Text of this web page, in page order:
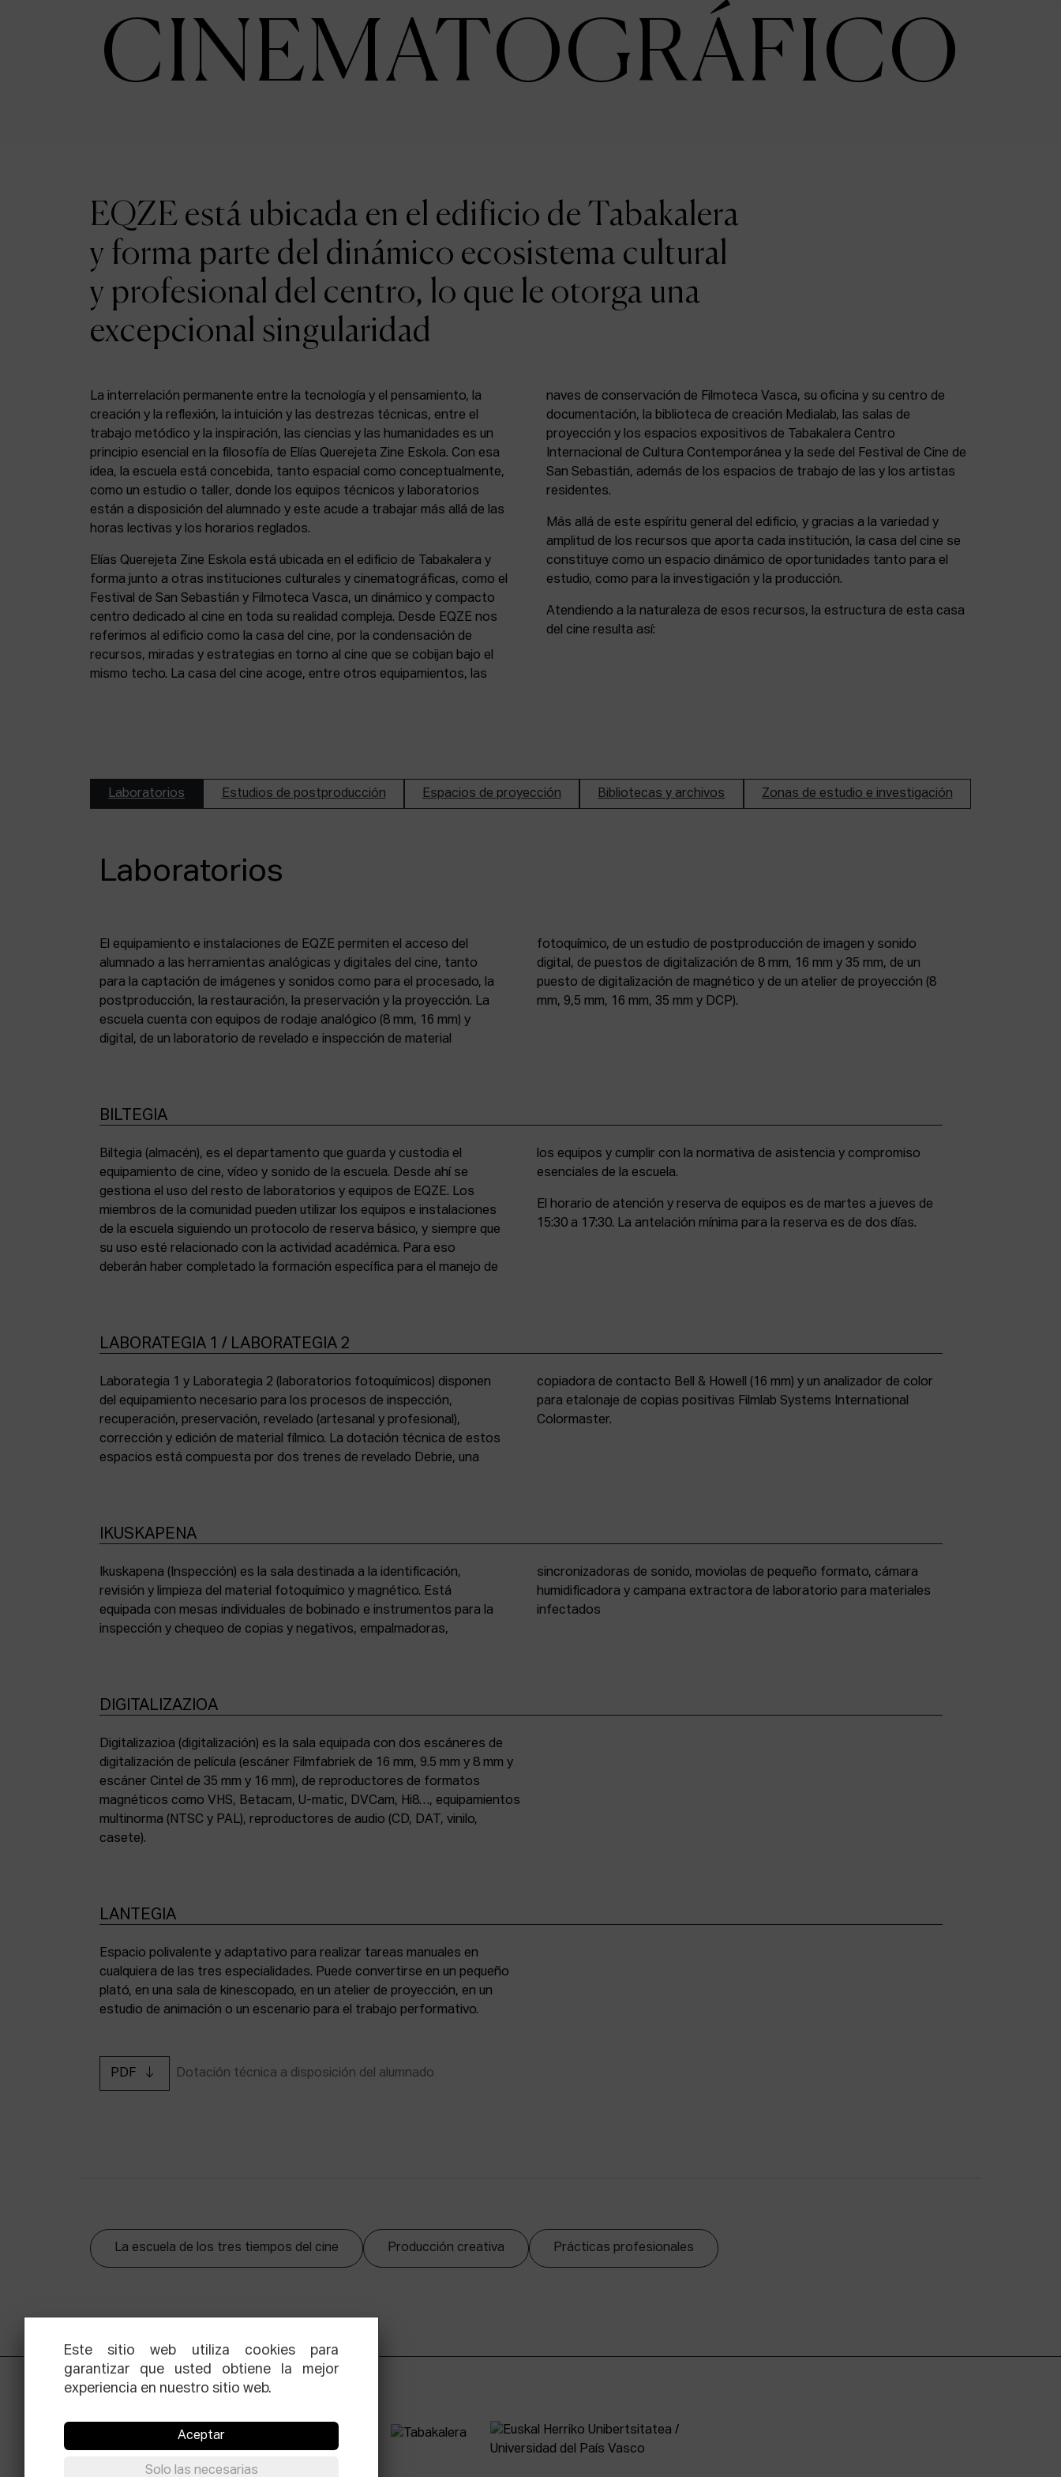
CINEMATOGRÁFICO
EQZE está ubicada en el edificio de Tabakalera
y forma parte del dinámico ecosistema cultural
y profesional del centro, lo que le otorga una
excepcional singularidad
La interrelación permanente entre la tecnología y el pensamiento, la
creación y la reflexión, la intuición y las destrezas técnicas, entre el
trabajo metódico y la inspiración, las ciencias y las humanidades es un
principio esencial en la filosofía de Elías Querejeta Zine Eskola. Con esa
idea, la escuela está concebida, tanto espacial como conceptualmente,
como un estudio o taller, donde los equipos técnicos y laboratorios
están a disposición del alumnado y este acude a trabajar más allá de las
horas lectivas y los horarios reglados.
Elías Querejeta Zine Eskola está ubicada en el edificio de Tabakalera y
forma junto a otras instituciones culturales y cinematográficas, como el
Festival de San Sebastián y Filmoteca Vasca, un dinámico y compacto
centro dedicado al cine en toda su realidad compleja. Desde EQZE nos
referimos al edificio como la casa del cine, por la condensación de
recursos, miradas y estrategias en torno al cine que se cobijan bajo el
mismo techo. La casa del cine acoge, entre otros equipamientos, las
naves de conservación de Filmoteca Vasca, su oficina y su centro de
documentación, la biblioteca de creación Medialab, las salas de
proyección y los espacios expositivos de Tabakalera Centro
Internacional de Cultura Contemporánea y la sede del Festival de Cine de
San Sebastián, además de los espacios de trabajo de las y los artistas
residentes.
Más allá de este espíritu general del edificio, y gracias a la variedad y
amplitud de los recursos que aporta cada institución, la casa del cine se
constituye como un espacio dinámico de oportunidades tanto para el
estudio, como para la investigación y la producción.
Atendiendo a la naturaleza de esos recursos, la estructura de esta casa
del cine resulta así:
Laboratorios Estudios de postproducción Espacios de proyección Bibliotecas y archivos Zonas de estudio e investigación
Laboratorios
El equipamiento e instalaciones de EQZE permiten el acceso del
alumnado a las herramientas analógicas y digitales del cine, tanto
para la captación de imágenes y sonidos como para el procesado, la
postproducción, la restauración, la preservación y la proyección. La
escuela cuenta con equipos de rodaje analógico (8 mm, 16 mm) y
digital, de un laboratorio de revelado e inspección de material
fotoquímico, de un estudio de postproducción de imagen y sonido
digital, de puestos de digitalización de 8 mm, 16 mm y 35 mm, de un
puesto de digitalización de magnético y de un atelier de proyección (8
mm, 9,5 mm, 16 mm, 35 mm y DCP).
BILTEGIA
Biltegia (almacén), es el departamento que guarda y custodia el
equipamiento de cine, vídeo y sonido de la escuela. Desde ahí se
gestiona el uso del resto de laboratorios y equipos de EQZE. Los
miembros de la comunidad pueden utilizar los equipos e instalaciones
de la escuela siguiendo un protocolo de reserva básico, y siempre que
su uso esté relacionado con la actividad académica. Para eso
deberán haber completado la formación específica para el manejo de
los equipos y cumplir con la normativa de asistencia y compromiso
esenciales de la escuela.
El horario de atención y reserva de equipos es de martes a jueves de
15:30 a 17:30. La antelación mínima para la reserva es de dos días.
LABORATEGIA 1 / LABORATEGIA 2
Laborategia 1 y Laborategia 2 (laboratorios fotoquímicos) disponen
del equipamiento necesario para los procesos de inspección,
recuperación, preservación, revelado (artesanal y profesional),
corrección y edición de material fílmico. La dotación técnica de estos
espacios está compuesta por dos trenes de revelado Debrie, una
copiadora de contacto Bell & Howell (16 mm) y un analizador de color
para etalonaje de copias positivas Filmlab Systems International
Colormaster.
IKUSKAPENA
Ikuskapena (Inspección) es la sala destinada a la identificación,
revisión y limpieza del material fotoquímico y magnético. Está
equipada con mesas individuales de bobinado e instrumentos para la
inspección y chequeo de copias y negativos, empalmadoras,
sincronizadoras de sonido, moviolas de pequeño formato, cámara
humidificadora y campana extractora de laboratorio para materiales
infectados
DIGITALIZAZIOA
Digitalizazioa (digitalización) es la sala equipada con dos escáneres de
digitalización de película (escáner Filmfabriek de 16 mm, 9.5 mm y 8 mm y
escáner Cintel de 35 mm y 16 mm), de reproductores de formatos
magnéticos como VHS, Betacam, U-matic, DVCam, Hi8…, equipamientos
multinorma (NTSC y PAL), reproductores de audio (CD, DAT, vinilo,
casete).
LANTEGIA
Espacio polivalente y adaptativo para realizar tareas manuales en
cualquiera de las tres especialidades. Puede convertirse en un pequeño
plató, en una sala de kinescopado, en un atelier de proyección, en un
estudio de animación o un escenario para el trabajo performativo.
PDF Dotación técnica a disposición del alumnado
La escuela de los tres tiempos del cine Producción creativa Prácticas profesionales
Este sitio web utiliza cookies para
garantizar que usted obtiene la mejor
experiencia en nuestro sitio web.
Aceptar
Solo las necesarias